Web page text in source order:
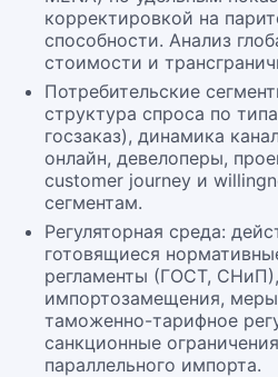
корректировкой на
способности. Анализ
стоимости и
Потребительские
структура спроса по
госзаказ), динамика
онлайн, девелоперы,
customer journey и
сегментам.
Регуляторная среда:
готовящиеся
регламенты (ГОСТ,
импортозамещения,
таможенно-тарифное
санкционные
параллельного импорта.